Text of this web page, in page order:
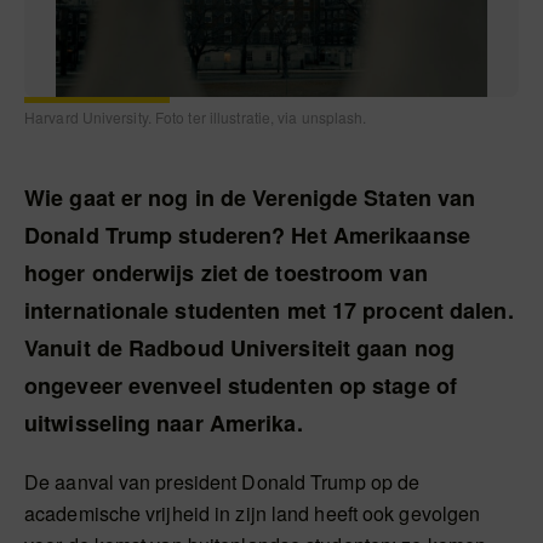
Harvard University. Foto ter illustratie, via unsplash.
Wie gaat er nog in de Verenigde Staten van
Donald Trump studeren? Het Amerikaanse
hoger onderwijs ziet de toestroom van
internationale studenten met 17 procent dalen.
Vanuit de Radboud Universiteit gaan nog
ongeveer evenveel studenten op stage of
uitwisseling naar Amerika.
De aanval van president Donald Trump op de
academische vrijheid in zijn land heeft ook gevolgen